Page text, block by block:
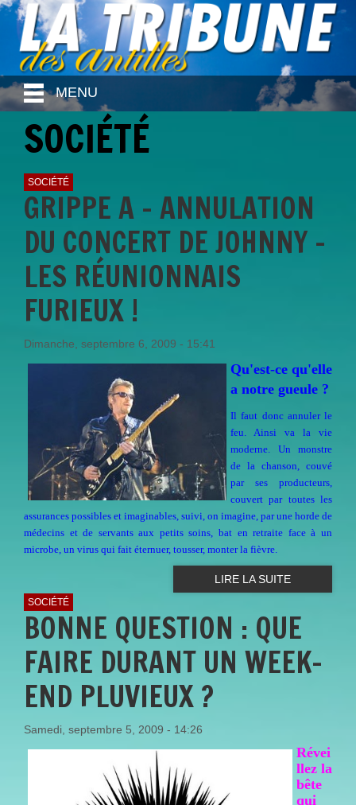
MENU
SOCIÉTÉ
SOCIÉTÉ
GRIPPE A - ANNULATION
DU CONCERT DE JOHNNY -
LES RÉUNIONNAIS
FURIEUX !
Dimanche, septembre 6, 2009 - 15:41
Qu'est-ce qu'elle
a notre gueule ?
Il faut donc annuler le
feu. Ainsi va la vie
moderne. Un monstre
de la chanson, couvé
par ses producteurs,
couvert par toutes les
assurances possibles et imaginables, suivi, on imagine, par une horde de
médecins et de servants aux petits soins, bat en retraite face à un
microbe, un virus qui fait éternuer, tousser, monter la fièvre.
LIRE LA SUITE
SOCIÉTÉ
BONNE QUESTION : QUE
FAIRE DURANT UN WEEK-
END PLUVIEUX ?
Samedi, septembre 5, 2009 - 14:26
Révei
llez la
bête
qui